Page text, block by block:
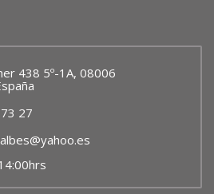
de Investigación de
438 5º-1A, 08006
27